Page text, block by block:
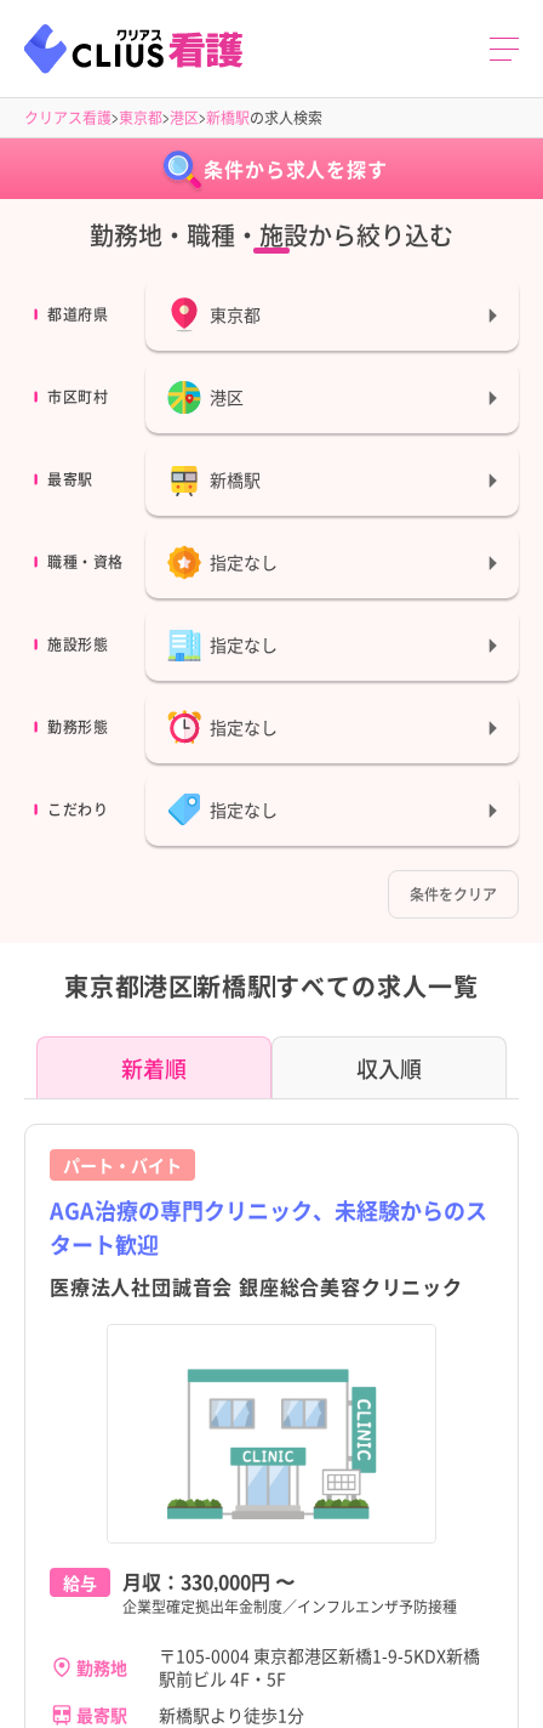
クリアス看護 東京都 港区 新橋駅の求人検索
条件から求人を探す
勤務地・職種・施設から絞り込む
都道府県 東京都
市区町村 港区
最寄駅 新橋駅
職種・資格 指定なし
施設形態 指定なし
勤務形態 指定なし
こだわり 指定なし
条件をクリア
東京都港区新橋駅すべての求人一覧
新着順 収入順
パート・バイト
AGA治療の専門クリニック、未経験からのス
タート歓迎
医療法人社団誠音会 銀座総合美容クリニック
給与 月収： 330,000円 〜
企業型確定拠出年金制度／インフルエンザ予防接種
勤務地
〒105-0004 東京都港区新橋1-9-5KDX新橋
駅前ビル 4F・5F
最寄駅
新橋駅より徒歩1分